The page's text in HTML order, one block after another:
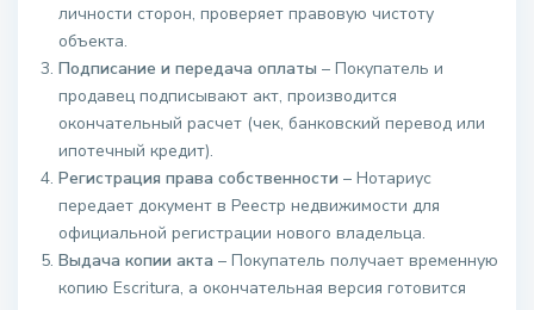
личности сторон, проверяет правовую чистоту
объекта.
Подписание и передача оплаты – Покупатель и
продавец подписывают акт, производится
окончательный расчет (чек, банковский перевод или
ипотечный кредит).
Регистрация права собственности – Нотариус
передает документ в Реестр недвижимости для
официальной регистрации нового владельца.
Выдача копии акта – Покупатель получает временную
копию Escritura, а окончательная версия готовится